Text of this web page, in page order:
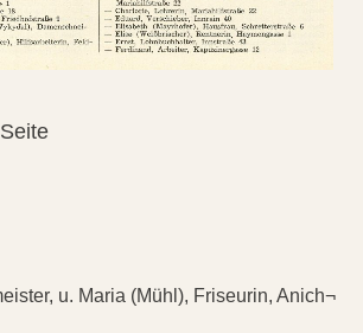
u. Maria (Mühl), Friseurin, Anich¬